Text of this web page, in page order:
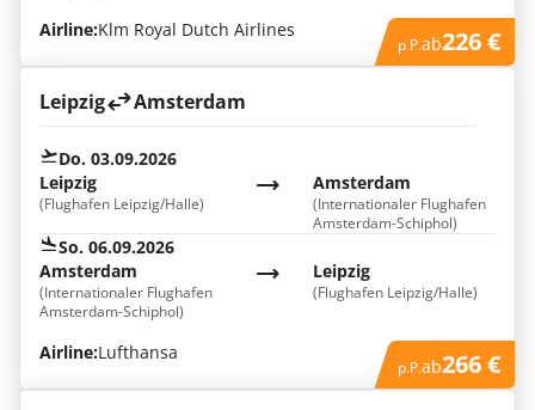
Airline:Klm Royal Dutch Airlines
p.P.ab226 €
Leipzig Amsterdam
Do. 03.09.2026
Leipzig
(Flughafen Leipzig/Halle)
Amsterdam
(Internationaler Flughafen
Amsterdam-Schiphol)
So. 06.09.2026
Leipzig
(Flughafen Leipzig/Halle)
Amsterdam
(Internationaler Flughafen
Amsterdam-Schiphol)
Airline:Lufthansa
p.P.ab266 €